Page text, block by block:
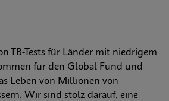
TB-Tests für Länder mit niedrigem
für den Global Fund und
Leben von Millionen von
Wir sind stolz darauf, eine